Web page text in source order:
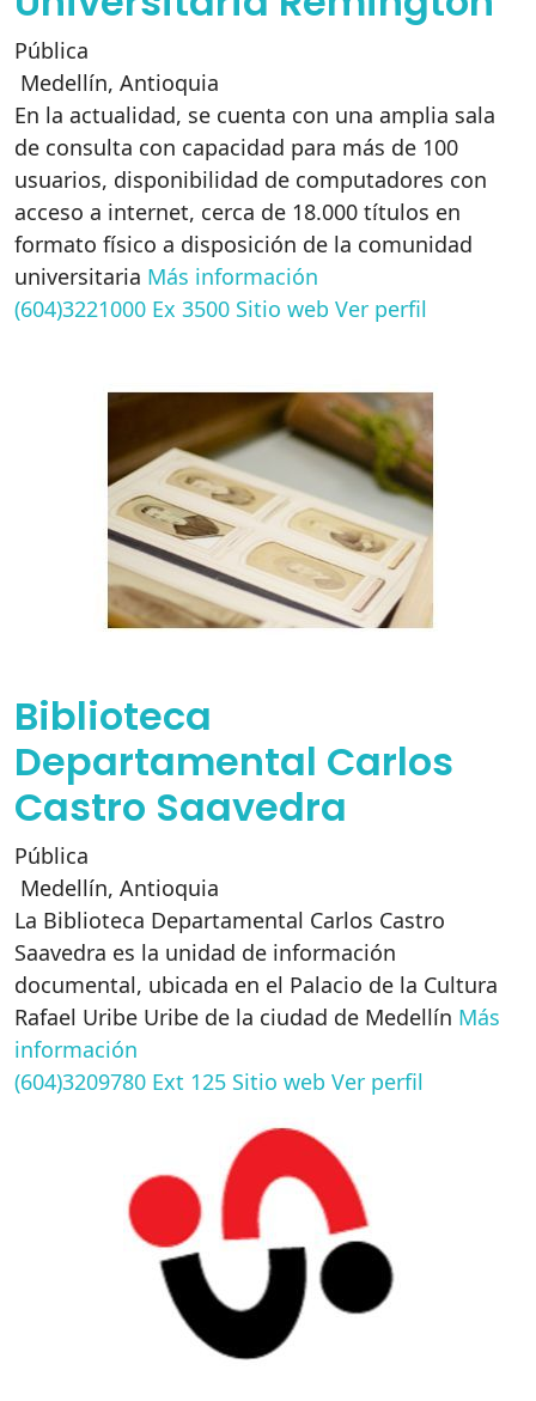
Pública
Medellín, Antioquia
En la actualidad, se cuenta con una amplia sala
de consulta con capacidad para más de 100
usuarios, disponibilidad de computadores con
acceso a internet, cerca de 18.000 títulos en
formato físico a disposición de la comunidad
universitaria Más información
(604)3221000 Ex 3500 Sitio web Ver perfil
Biblioteca
Departamental Carlos
Castro Saavedra
Pública
Medellín, Antioquia
La Biblioteca Departamental Carlos Castro
Saavedra es la unidad de información
documental, ubicada en el Palacio de la Cultura
Rafael Uribe Uribe de la ciudad de Medellín Más
información
(604)3209780 Ext 125 Sitio web Ver perfil